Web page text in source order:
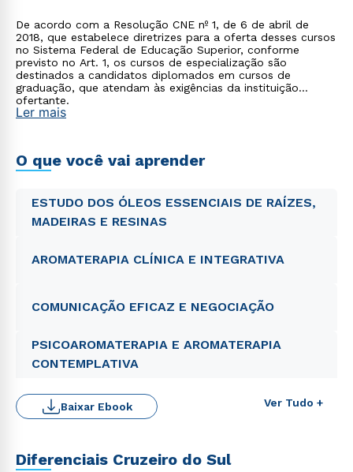
De acordo com a Resolução CNE nº 1, de 6 de abril de
2018, que estabelece diretrizes para a oferta desses cursos
no Sistema Federal de Educação Superior, conforme
previsto no Art. 1, os cursos de especialização são
destinados a candidatos diplomados em cursos de
graduação, que atendam às exigências da instituição
ofertante.
Ler mais
O que você vai aprender
ESTUDO DOS ÓLEOS ESSENCIAIS DE RAÍZES,
MADEIRAS E RESINAS
AROMATERAPIA CLÍNICA E INTEGRATIVA
COMUNICAÇÃO EFICAZ E NEGOCIAÇÃO
PSICOAROMATERAPIA E AROMATERAPIA
CONTEMPLATIVA
Ver Tudo +
Baixar Ebook
Diferenciais Cruzeiro do Sul
Rápido e fácil
WhatsApp